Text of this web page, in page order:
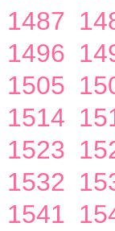
1487
1496
1505
1514
1523
1532
1541